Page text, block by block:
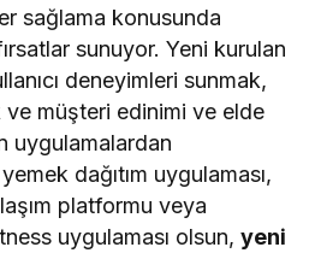
sağlama konusunda
sunuyor. Yeni kurulan
deneyimleri sunmak,
ve müşteri edinimi ve elde
uygulamalardan
dağıtım uygulaması,
platformu veya
uygulaması olsun,yeni